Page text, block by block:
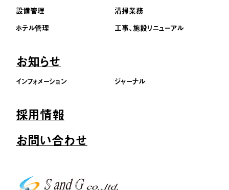
設備管理
清掃業務
ホテル管理
工事、施設リニューアル
お知らせ
インフォメーション ジャーナル
採用情報
お問い合わせ